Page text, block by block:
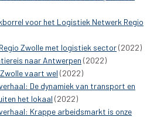
voor het Logistiek Netwerk Regio
Zwolle met logistiek sector(2022)
naar Antwerpen (2022)
vaart wel (2022)
De dynamiek van transport en
het lokaal (2022)
Krappe arbeidsmarkt is onze